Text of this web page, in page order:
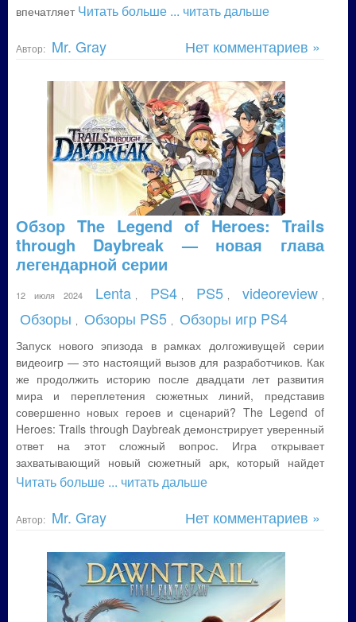
впечатляет Читать больше ... читать дальше
Автор: Mr. Gray Нет комментариев »
Обзор The Legend of Heroes: Trails
through Daybreak — новая глава
легендарной серии
12 июля 2024 Lenta PS4 PS5 videoreview
Обзоры Обзоры PS5 Обзоры игр PS4
Запуск нового эпизода в рамках долгоживущей серии
видеоигр — это настоящий вызов для разработчиков. Как
же продолжить историю после двадцати лет развития
мира и переплетения сюжетных линий, представив
совершенно новых героев и сценарий? The Legend of
Heroes: Trails through Daybreak демонстрирует уверенный
ответ на этот сложный вопрос. Игра открывает
захватывающий новый сюжетный арк, который найдет
Читать больше ... читать дальше
Автор: Mr. Gray Нет комментариев »